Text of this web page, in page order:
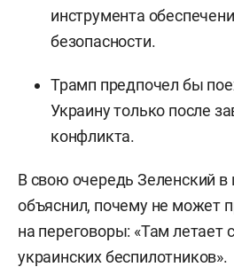
инструмента
безопасности.
Трамп предпочел бы
Украину только после
конфликта.
В свою очередь Зеленский
объяснил, почему не может
на переговоры: «Там летает
украинских беспилотников».